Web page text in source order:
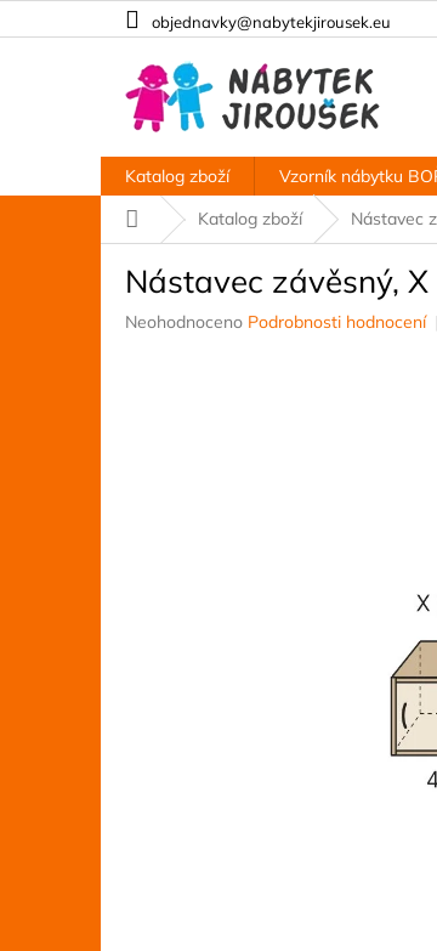
na
objednavky@nabytekjirousek.eu
Katalog zboží Vzorník nábytku
Domů
Katalog zboží Nástavec
Nástavec závěsný,
Průměrné
Neohodnoceno Podrobnosti hodnocení